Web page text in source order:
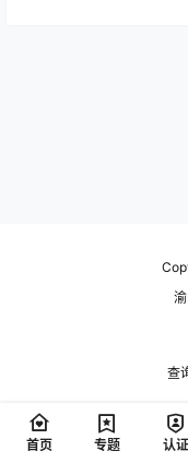
查
首页 专题 认证